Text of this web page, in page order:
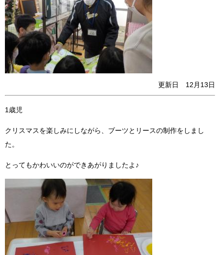
更新日 12月13日
1歳児
クリスマスを楽しみにしながら、ブーツとリースの制作をしまし
た。
とってもかわいいのができあがりましたよ♪